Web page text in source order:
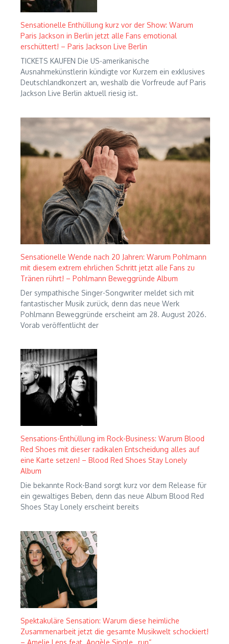
Sensationelle Enthüllung kurz vor der Show: Warum
Paris Jackson in Berlin jetzt alle Fans emotional
erschüttert! – Paris Jackson Live Berlin
TICKETS KAUFEN Die US-amerikanische
Ausnahmekünstlerin kündigte vor Kurzem ein exklusives
Deutschlandkonzert an, weshalb die Vorfreude auf Paris
Jackson Live Berlin aktuell riesig ist.
Sensationelle Wende nach 20 Jahren: Warum Pohlmann
mit diesem extrem ehrlichen Schritt jetzt alle Fans zu
Tränen rührt! – Pohlmann Beweggründe Album
Der sympathische Singer-Songwriter meldet sich mit
fantastischer Musik zurück, denn das neue Werk
Pohlmann Beweggründe erscheint am 28. August 2026.
Vorab veröffentlicht der
Sensations-Enthüllung im Rock-Business: Warum Blood
Red Shoes mit dieser radikalen Entscheidung alles auf
eine Karte setzen! – Blood Red Shoes Stay Lonely
Album
Die bekannte Rock-Band sorgt kurz vor dem Release für
ein gewaltiges Beben, denn das neue Album Blood Red
Shoes Stay Lonely erscheint bereits
Spektakuläre Sensation: Warum diese heimliche
Zusammenarbeit jetzt die gesamte Musikwelt schockiert!
– Amelie Lens feat. Angèle Single „run“